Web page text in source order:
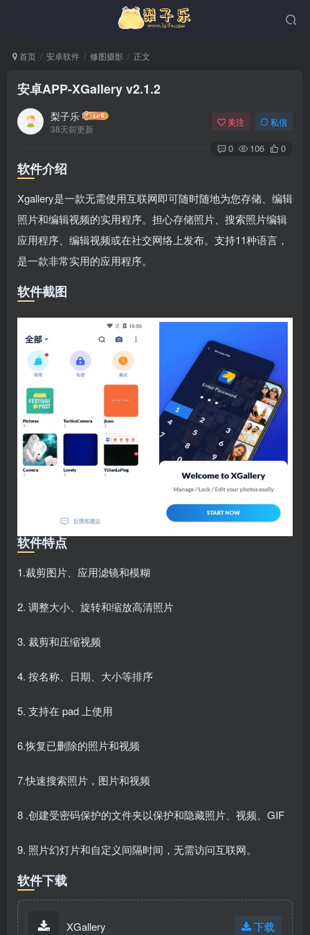
首页 安卓软件 修图摄影 正文
安卓APP-XGallery v2.1.2
梨子乐
38天前更新
关注 私信
0 106 0
软件介绍
Xgallery是一款无需使用互联网即可随时随地为您存储、编辑
照片和编辑视频的实用程序。担心存储照片、搜索照片编辑
应用程序、编辑视频或在社交网络上发布。支持11种语言，
是一款非常实用的应用程序。
软件截图
软件特点
1.裁剪图片、应用滤镜和模糊
2. 调整大小、旋转和缩放高清照片
3. 裁剪和压缩视频
4. 按名称、日期、大小等排序
5. 支持在 pad 上使用
6.恢复已删除的照片和视频
7.快速搜索照片，图片和视频
8 .创建受密码保护的文件夹以保护和隐藏照片、视频、GIF
9. 照片幻灯片和自定义间隔时间，无需访问互联网。
软件下载
XGallery 下载